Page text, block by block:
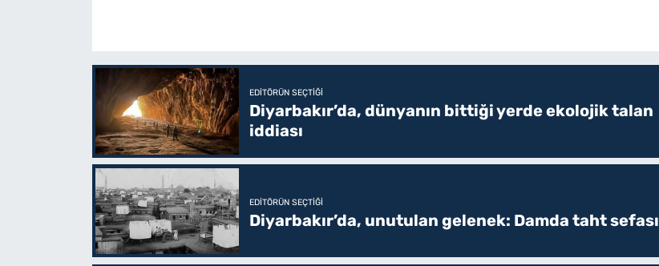
EDITÖRÜN SEÇTIĞI
Diyarbakır’da, dünyanın bittiği yerde ekolojik talan
iddiası
EDITÖRÜN SEÇTIĞI
Diyarbakır’da, unutulan gelenek: Damda taht sefası